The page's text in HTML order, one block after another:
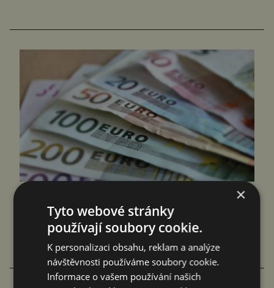
INFLACE V EVROPĚ SE SNÍŽILA, ECB
ROZHODNE O ÚROKOVÝCH SAZBÁCH
Ekonomika 17. 4. 2025 1 min.
×
Tyto webové stránky
používají soubory cookie.
K personalizaci obsahu, reklam a analýze
návštěvnosti používáme soubory cookie.
Informace o vašem používání našich